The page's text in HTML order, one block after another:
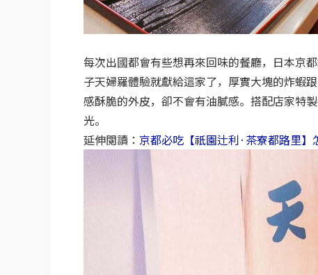
每次出國都會有些想再來回味的餐廳，日本京
子天婦羅體驗就獻給這家了，厚實大塊的炸蝦
感酥脆的外皮，卻不會有油膩感。搭配店家特
光。
延伸閱讀： 京都必吃【祇園辻利·茶寮都路里